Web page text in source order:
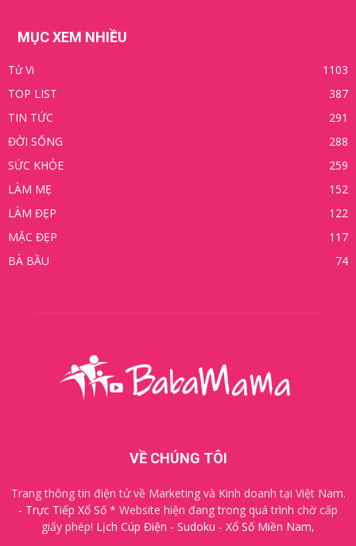
MỤC XEM NHIỀU
Tử Vi
1103
TOP LIST
387
TIN TỨC
291
ĐỜI SỐNG
288
SỨC KHỎE
259
LÀM MẸ
152
LÀM ĐẸP
122
MẶC ĐẸP
117
BÀ BẦU
74
VỀ CHÚNG TÔI
Trang thông tin điện tử về Marketing và Kinh doanh tại Việt Nam.
- Trực Tiếp Xổ Số * Website hiện đang trong quá trình chờ cấp
giấy phép! Lịch Cúp Điện - Sudoku - Xổ Số Miền Nam,